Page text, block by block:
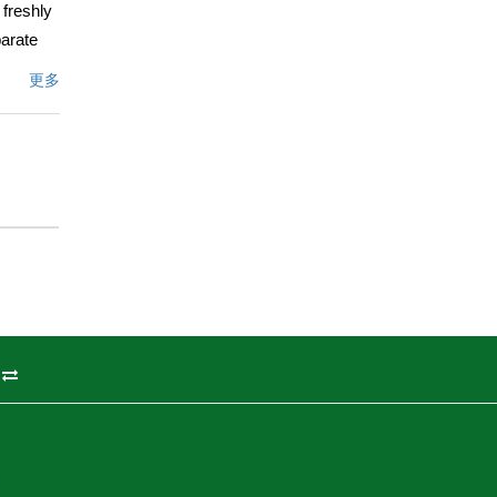
freshly
更多